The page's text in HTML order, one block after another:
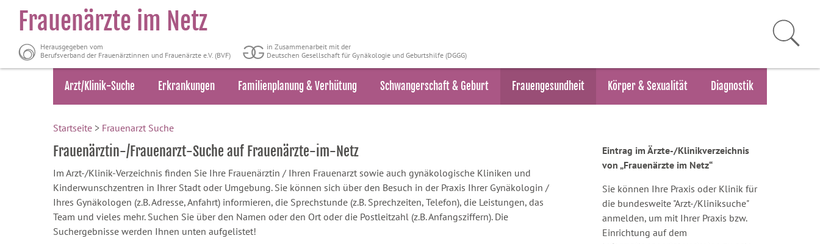
Frauenärzte im Netz
Herausgegeben vom
Berufsverband der Frauenärztinnen und Frauenärzte e.V. (BVF)
in Zusammenarbeit mit der
Deutschen Gesellschaft für Gynäkologie und Geburtshilfe (DGGG)
Arzt/Klinik-Suche Erkrankungen Familienplanung & Verhütung Schwangerschaft & Geburt Frauengesundheit Körper & Sexualität Diagnostik
Startseite > Frauenarzt Suche
Frauenärztin-/Frauenarzt-Suche auf Frauenärzte-im-Netz
Im Arzt-/Klinik-Verzeichnis finden Sie Ihre Frauenärztin / Ihren Frauenarzt sowie auch gynäkologische Kliniken und
Kinderwunschzentren in Ihrer Stadt oder Umgebung. Sie können sich über den Besuch in der Praxis Ihrer Gynäkologin /
Ihres Gynäkologen (z.B. Adresse, Anfahrt) informieren, die Sprechstunde (z.B. Sprechzeiten, Telefon), die Leistungen, das
Team und vieles mehr. Suchen Sie über den Namen oder den Ort oder die Postleitzahl (z.B. Anfangsziffern). Die
Suchergebnisse werden Ihnen unten aufgelistet!
Eintrag im Ärzte-/Klinikverzeichnis
von „Frauenärzte im Netz“
Sie können Ihre Praxis oder Klinik für
die bundesweite "Arzt-/Kliniksuche"
anmelden, um mit Ihrer Praxis bzw.
Einrichtung auf dem